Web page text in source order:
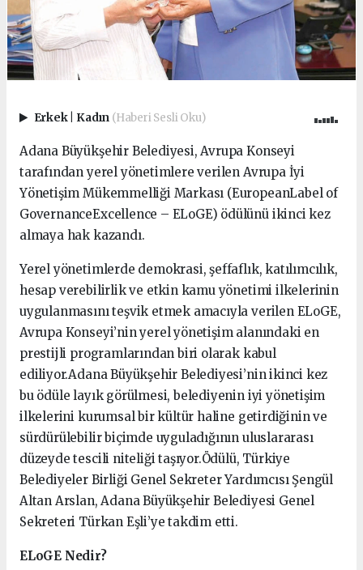
Erkek Kadın (Haberi Sesli Oku)
Adana Büyükşehir Belediyesi, Avrupa Konseyi
tarafından yerel yönetimlere verilen Avrupa İyi
Yönetişim Mükemmelliği Markası (EuropeanLabel of
GovernanceExcellence – ELoGE) ödülünü ikinci kez
almaya hak kazandı.
Yerel yönetimlerde demokrasi, şeffaflık, katılımcılık,
hesap verebilirlik ve etkin kamu yönetimi ilkelerinin
uygulanmasını teşvik etmek amacıyla verilen ELoGE,
Avrupa Konseyi’nin yerel yönetişim alanındaki en
prestijli programlarından biri olarak kabul
ediliyor.Adana Büyükşehir Belediyesi’nin ikinci kez
bu ödüle layık görülmesi, belediyenin iyi yönetişim
ilkelerini kurumsal bir kültür haline getirdiğinin ve
sürdürülebilir biçimde uyguladığının uluslararası
düzeyde tescili niteliği taşıyor.Ödülü, Türkiye
Belediyeler Birliği Genel Sekreter Yardımcısı Şengül
Altan Arslan, Adana Büyükşehir Belediyesi Genel
Sekreteri Türkan Eşli’ye takdim etti.
ELoGE Nedir?